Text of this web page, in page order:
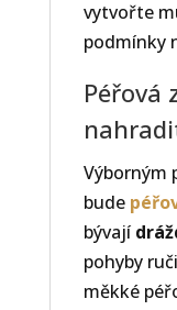
vytvořte
podmínky
Péřová
Výborným
bude
bývají
pohyby
měkké